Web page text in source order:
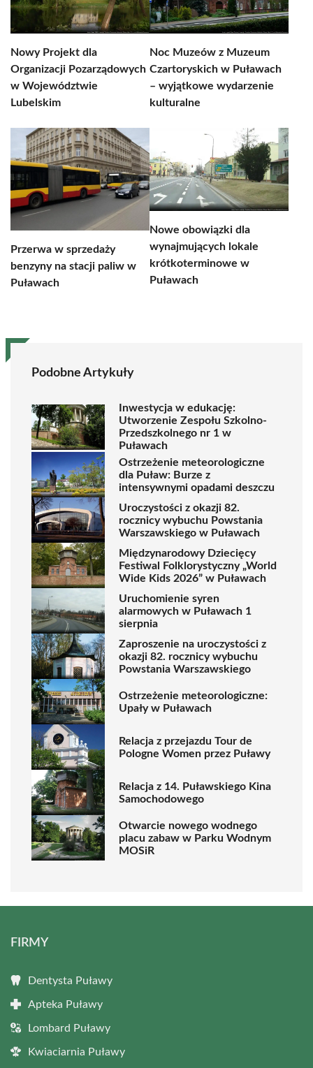
Nowy Projekt dla
Organizacji Pozarządowych
w Województwie
Lubelskim
Noc Muzeów z Muzeum
Czartoryskich w Puławach
– wyjątkowe wydarzenie
kulturalne
Przerwa w sprzedaży
benzyny na stacji paliw w
Puławach
Nowe obowiązki dla
wynajmujących lokale
krótkoterminowe w
Puławach
Podobne Artykuły
Inwestycja w edukację:
Utworzenie Zespołu Szkolno-
Przedszkolnego nr 1 w
Puławach
Ostrzeżenie meteorologiczne
dla Puław: Burze z
intensywnymi opadami deszczu
Uroczystości z okazji 82.
rocznicy wybuchu Powstania
Warszawskiego w Puławach
Międzynarodowy Dziecięcy
Festiwal Folklorystyczny „World
Wide Kids 2026” w Puławach
Uruchomienie syren
alarmowych w Puławach 1
sierpnia
Zaproszenie na uroczystości z
okazji 82. rocznicy wybuchu
Powstania Warszawskiego
Ostrzeżenie meteorologiczne:
Upały w Puławach
Relacja z przejazdu Tour de
Pologne Women przez Puławy
Relacja z 14. Puławskiego Kina
Samochodowego
Otwarcie nowego wodnego
placu zabaw w Parku Wodnym
MOSiR
FIRMY
Dentysta Puławy
Apteka Puławy
Lombard Puławy
Kwiaciarnia Puławy